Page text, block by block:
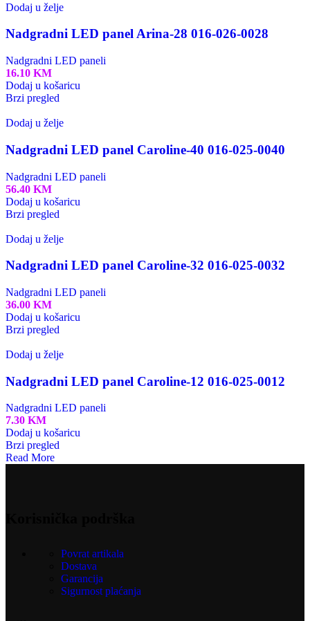
Dodaj u želje
Nadgradni LED panel Arina-28 016-026-0028
Nadgradni LED paneli
16.10 KM
Dodaj u košaricu
Brzi pregled
Dodaj u želje
Nadgradni LED panel Caroline-40 016-025-0040
Nadgradni LED paneli
56.40 KM
Dodaj u košaricu
Brzi pregled
Dodaj u želje
Nadgradni LED panel Caroline-32 016-025-0032
Nadgradni LED paneli
36.00 KM
Dodaj u košaricu
Brzi pregled
Dodaj u želje
Nadgradni LED panel Caroline-12 016-025-0012
Nadgradni LED paneli
7.30 KM
Dodaj u košaricu
Brzi pregled
Read More
Povrat artikala
Dostava
Garancija
Sigurnost plaćanja